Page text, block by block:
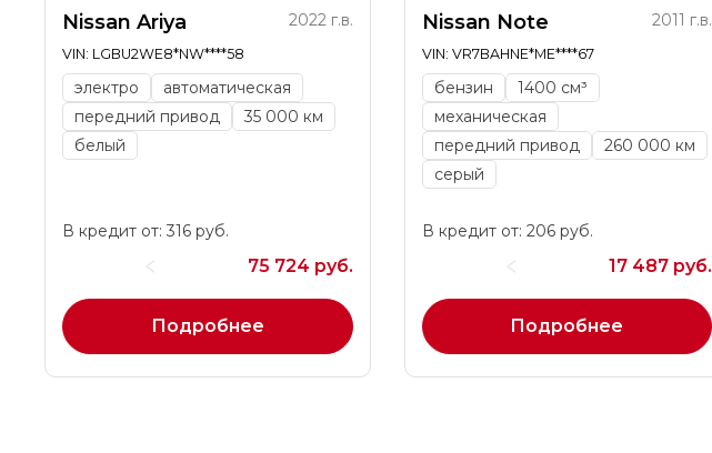
Nissan Ariya 2022 г.в.
VIN: LGBU2WE8*NW****58
электро
автоматическая
передний привод
35 000 км
белый
В кредит от: 316 руб.
75 724 руб.
Подробнее
Nissan Note 2011 г.в.
VIN: VR7BAHNE*ME****67
бензин
1400 см³
механическая
передний привод
260 000 км
серый
В кредит от: 206 руб.
17 487 руб.
Подробнее